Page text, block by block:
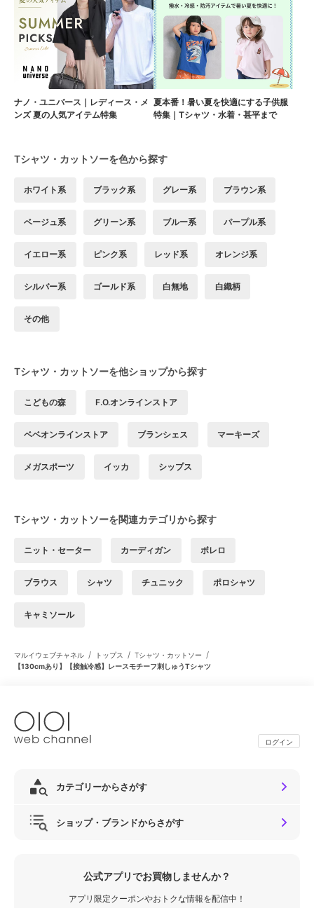
ナノ・ユニバース｜レディース・メ
ンズ 夏の人気アイテム特集
夏本番！暑い夏を快適にする子供服
特集｜Tシャツ・水着・甚平まで
Tシャツ・カットソーを色から探す
ホワイト系 ブラック系 グレー系 ブラウン系
ベージュ系 グリーン系 ブルー系 パープル系
イエロー系 ピンク系 レッド系 オレンジ系
シルバー系 ゴールド系 白無地 白織柄
その他
Tシャツ・カットソーを他ショップから探す
こどもの森 F.O.オンラインストア
ベベオンラインストア ブランシェス マーキーズ
メガスポーツ イッカ シップス
Tシャツ・カットソーを関連カテゴリから探す
ニット・セーター カーディガン ボレロ
ブラウス シャツ チュニック ポロシャツ
キャミソール
マルイウェブチャネル / トップス / Tシャツ・カットソー /
【130cmあり】【接触冷感】レースモチーフ刺しゅうTシャツ
ログイン
カテゴリーからさがす
ショップ・ブランドからさがす
公式アプリでお買物しませんか？
アプリ限定クーポンやおトクな情報を配信中！